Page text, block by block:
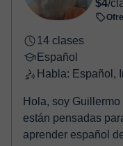
$4/
14 clases
Español
Habla: Español,
Hola, soy Guillermo y
están pensadas
aprender español